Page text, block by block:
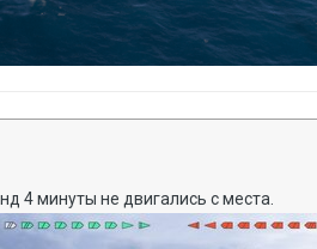
4 минуты не двигались с места.